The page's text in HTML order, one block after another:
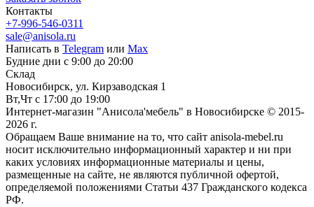
Контакты
+7-996-546-0311
sale@anisola.ru
Написать в Telegram или Max
Будние дни с 9:00 до 20:00
Склад
Новосибирск, ул. Кирзаводская 1
Вт,Чт с 17:00 до 19:00
Интернет-магазин "Анисола'мебель" в Новосибирске © 2015-
2026 г.
Обращаем Ваше внимание на то, что сайт anisola-mebel.ru
носит исключительно информационный характер и ни при
каких условиях информационные материалы и цены,
размещенные на сайте, не являются публичной офертой,
определяемой положениями Статьи 437 Гражданского кодекса
РФ.